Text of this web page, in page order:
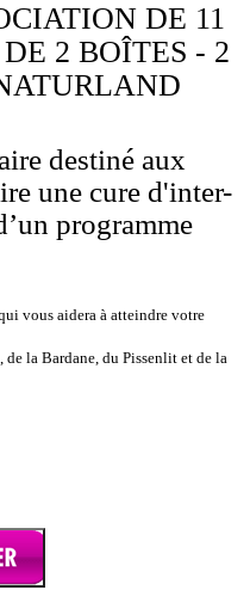
DE 11
2 BOÎTES - 2
destiné aux
une cure d'inter-
programme
vous aidera à atteindre votre
la Bardane, du Pissenlit et de la